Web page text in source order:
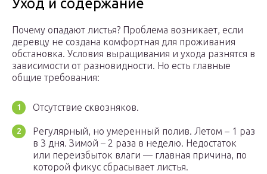
Уход и содержание
Почему опадают листья? Проблема возникает, если
деревцу не создана комфортная для проживания
обстановка. Условия выращивания и ухода разнятся в
зависимости от разновидности. Но есть главные
общие требования:
Отсутствие сквозняков.
Регулярный, но умеренный полив. Летом – 1 раз
в 3 дня. Зимой – 2 раза в неделю. Недостаток
или переизбыток влаги — главная причина, по
которой фикус сбрасывает листья.